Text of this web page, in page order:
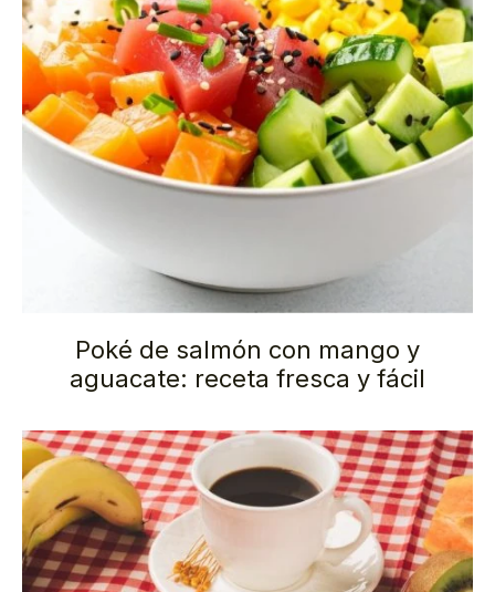
Poké de salmón con mango y
aguacate: receta fresca y fácil